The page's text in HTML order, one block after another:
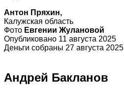
Антон Пряхин,
Калужская область
Фото Евгении Жулановой
Опубликовано 11 августа 2025
Деньги собраны 27 августа 2025
Андрей Бакланов